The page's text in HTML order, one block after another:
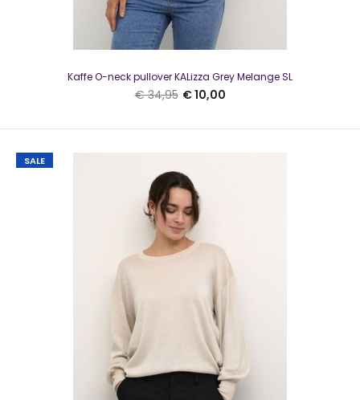
Kaffe KAlizza Cardigan Dark Grey Melange
€ 49,95 € 10,00
Kaffe KAlizza Cardigan Dark Grey MelangeMooi vestje van
Kaffe in een donkergrijze kleur..
Kaffe O-neck pullover KALizza Grey Melange SL
€ 34,95 € 10,00
SALE